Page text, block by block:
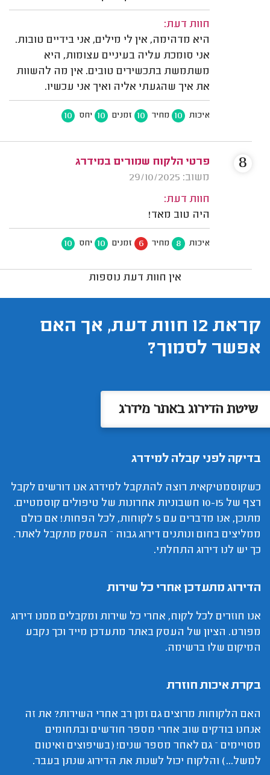
חוות דעת:
היא מדהימה, אין לי מילים, אני בידיים טובות.
אני סומכת עליה בעיניים עצומות, היא
משתמשת בתכשירים טובים. אין מה להשוות
את איך שהגעתי אליה ואיך אני עכשיו.
איכות 10 מחיר 10 זמנים 10 יחס 10
פרטי הלקוח שמורים במידרג
משוב: 29/10/2025
חוות דעת:
היה טוב מאד!
איכות 8 מחיר 6 זמנים 10 יחס 10
8
אין חוות דעת נוספות
קראת 12 חוות דעת, אך האם
אפשר לסמוך?
שיטת הדירוג באתר מידרג
בדיקה לפני קבלה למידרג
כשקוסמטיקאית רוצה להתקבל למידרג אנו דורשים לקבל
רצף של 10-15 חשבוניות אחרונות של טיפולים קוסמטיים.
מתוכן, אנו מדברים עם 5 לקוחות, לכל הפחות! אם כולם
ממליצים בחום ונותנים דירוג גבוה – העסק מתקבל לאתר.
כך יש לנו דירוג התחלתי.
הדירוג מתעדכן אחרי כל שירות
אנו חוזרים לכל לקוח, אחרי כל שירות ומקבלים ממנו דירוג
מפורט. הציון של העסק באתר מתעדכן מייד וכך נקבע
המיקום שלו ברשימה.
בקרת איכות חוזרת
האם הלקוחות מרוצים גם זמן רב אחרי השירות? את זה
אנחנו בודקים שוב אחרי מספר חודשים ובתחומים
מסויימים – גם לאחר מספר שנים! (בשיפוצים ואיטום
למשל...) והלקוח יכול לשנות את הדירוג שנתן בעבר.